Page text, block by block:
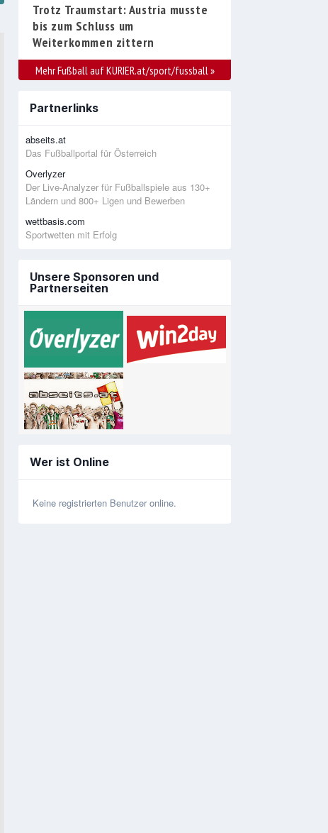
Trotz Traumstart: Austria musste
bis zum Schluss um
Weiterkommen zittern
Mehr Fußball auf KURIER.at/sport/fussball »
Partnerlinks
abseits.at
Das Fußballportal für Österreich
Overlyzer
Der Live-Analyzer für Fußballspiele aus 130+
Ländern und 800+ Ligen und Bewerben
wettbasis.com
Sportwetten mit Erfolg
Unsere Sponsoren und
Partnerseiten
Wer ist Online
Keine registrierten Benutzer online.